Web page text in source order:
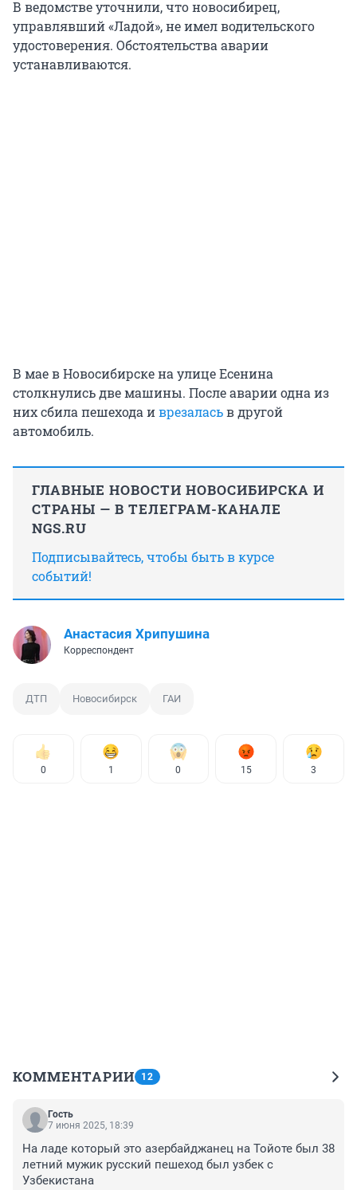
В ведомстве уточнили, что новосибирец,
управлявший «Ладой», не имел водительского
удостоверения. Обстоятельства аварии
устанавливаются.
В мае в Новосибирске на улице Есенина
столкнулись две машины. После аварии одна из
них сбила пешехода иврезаласьв другой
автомобиль.
ГЛАВНЫЕ НОВОСТИ НОВОСИБИРСКА И
СТРАНЫ — В ТЕЛЕГРАМ-КАНАЛЕ
NGS.RU
Подписывайтесь, чтобы быть в курсе
событий!
Анастасия Хрипушина
Корреспондент
ДТП Новосибирск ГАИ
0 1 0 15 3
КОММЕНТАРИИ 12
Гость
7 июня 2025, 18:39
На ладе который это азербайджанец на Тойоте был 38
летний мужик русский пешеход был узбек с
Узбекистана